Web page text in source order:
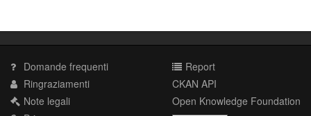
Domande frequenti
Ringraziamenti
Note legali
Report
CKAN API
Open Knowledge Foundation